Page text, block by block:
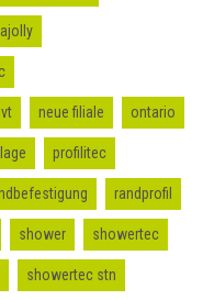
lvt neue filiale ontario
profilitec
randprofil
shower showertec
showertec stn